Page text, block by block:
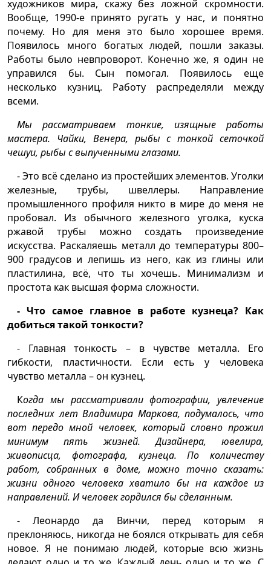
художников мира, скажу без ложной скромности.
Вообще, 1990-е принято ругать у нас, и понятно
почему. Но для меня это было хорошее время.
Появилось много богатых людей, пошли заказы.
Работы было невпроворот. Конечно же, я один не
управился бы. Сын помогал. Появилось еще
несколько кузниц. Работу распределяли между
всеми.
Мы рассматриваем тонкие, изящные работы
мастера. Чайки, Венера, рыбы с тонкой сеточкой
чешуи, рыбы с выпученными глазами.
- Это всё сделано из простейших элементов. Уголки
железные, трубы, швеллеры. Направление
промышленного профиля никто в мире до меня не
пробовал. Из обычного железного уголка, куска
ржавой трубы можно создать произведение
искусства. Раскаляешь металл до температуры 800–
900 градусов и лепишь из него, как из глины или
пластилина, всё, что ты хочешь. Минимализм и
простота как высшая форма сложности.
- Что самое главное в работе кузнеца? Как
добиться такой тонкости?
- Главная тонкость – в чувстве металла. Его
гибкости, пластичности. Если есть у человека
чувство металла – он кузнец.
Когда мы рассматривали фотографии, увлечение
последних лет Владимира Маркова, подумалось, что
вот передо мной человек, который словно прожил
минимум пять жизней. Дизайнера, ювелира,
живописца, фотографа, кузнеца. По количеству
работ, собранных в доме, можно точно сказать:
жизни одного человека хватило бы на каждое из
направлений. И человек гордился бы сделанным.
- Леонардо да Винчи, перед которым я
преклоняюсь, никогда не боялся открывать для себя
новое. Я не понимаю людей, которые всю жизнь